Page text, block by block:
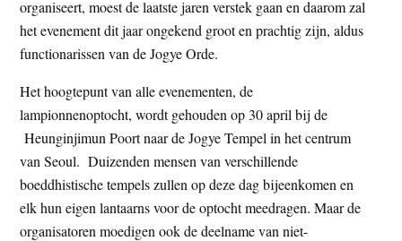
organiseert, moest de laatste jaren verstek gaan en daarom zal
het evenement dit jaar ongekend groot en prachtig zijn, aldus
functionarissen van de Jogye Orde.
Het hoogtepunt van alle evenementen, de
lampionnenoptocht, wordt gehouden op 30 april bij de
Heunginjimun Poort naar de Jogye Tempel in het centrum
van Seoul. Duizenden mensen van verschillende
boeddhistische tempels zullen op deze dag bijeenkomen en
elk hun eigen lantaarns voor de optocht meedragen. Maar de
organisatoren moedigen ook de deelname van niet-